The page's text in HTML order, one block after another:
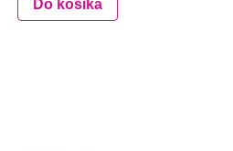
Do košíka